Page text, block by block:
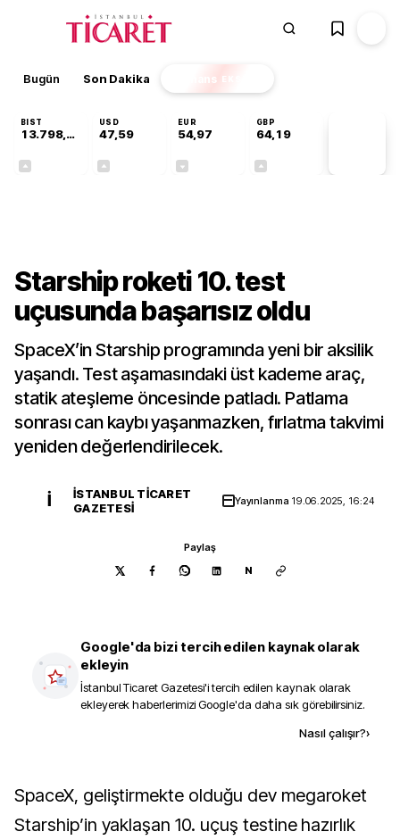
Bugün Son Dakika Finans EKSTRA
BIST
13.798,82
USD
47,59
EUR
54,97
GBP
64,19
Starship roketi 10. test
uçusunda başarısız oldu
SpaceX’in Starship programında yeni bir aksilik
yaşandı. Test aşamasındaki üst kademe araç,
statik ateşleme öncesinde patladı. Patlama
sonrası can kaybı yaşanmazken, fırlatma takvimi
yeniden değerlendirilecek.
İ
İSTANBUL TICARET
GAZETESI
Yayınlanma 19.06.2025, 16:24
Paylaş
N
Google'da bizi tercih edilen kaynak olarak
ekleyin
İstanbul Ticaret Gazetesi'i tercih edilen kaynak olarak
ekleyerek haberlerimizi Google'da daha sık görebilirsiniz.
Nasıl çalışır?›
SpaceX, geliştirmekte olduğu dev megaroket
Starship’in yaklaşan 10. uçuş testine hazırlık